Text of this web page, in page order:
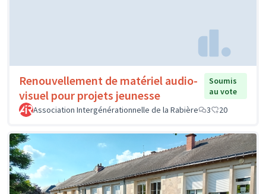
Renouvellement de matériel audio-
visuel pour projets jeunesse
Soumis
au vote
Association Intergénérationnelle de la Rabière
3 20